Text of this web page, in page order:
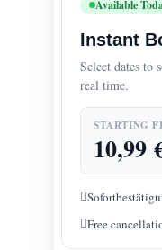
Available
Instant
Select dates to
real time.
STARTING
10,99
Free